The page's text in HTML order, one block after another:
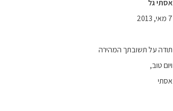
אסתי גל
7 מאי, 2013
תודה על תשובתך המהירה
ויום טוב,
אסתי